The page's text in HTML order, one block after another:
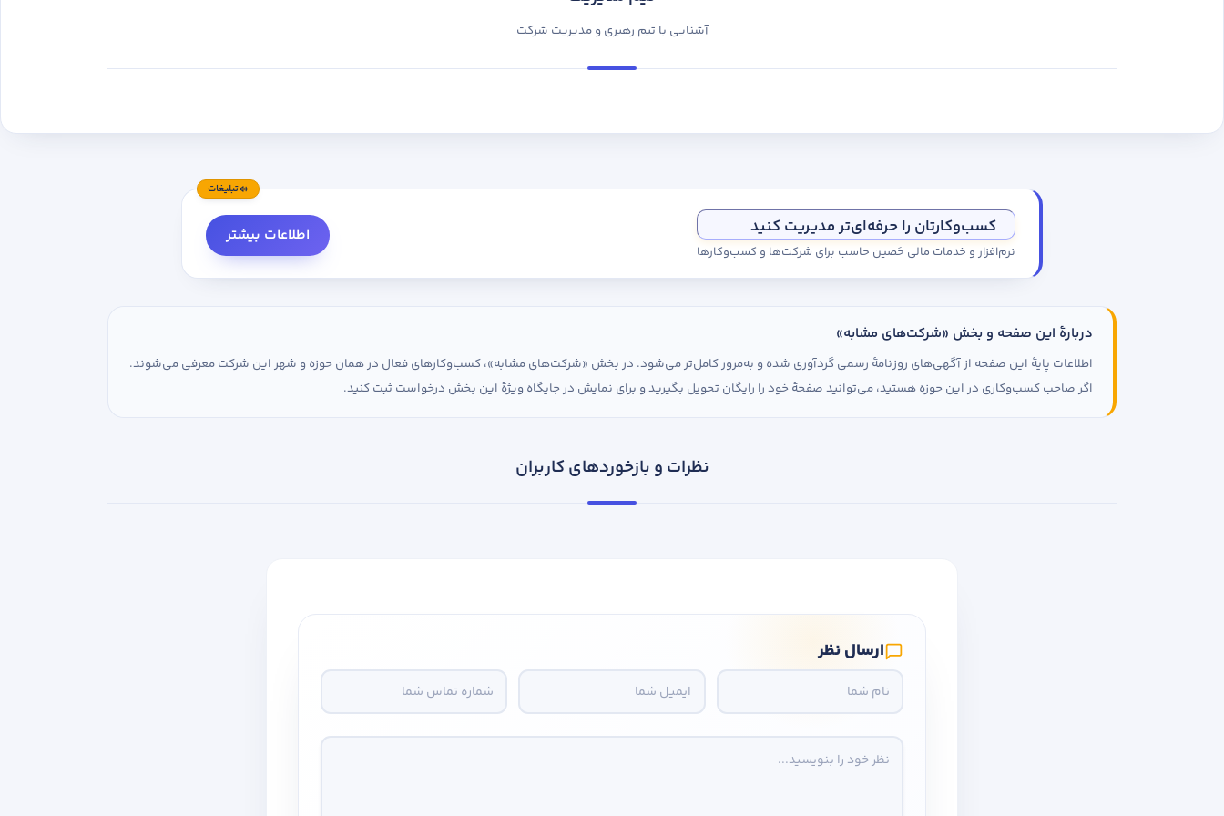
آشنایی با تیم رهبری و مدیریت شرکت
تبلیغات
کسب‌وکارتان را حرفه‌ای‌تر مدیریت کنید
نرم‌افزار و خدمات مالی حَصین حاسب برای شرکت‌ها و کسب‌وکارها
اطلاعات بیشتر
دربارهٔ این صفحه و بخش «شرکت‌های مشابه»
اطلاعات پایهٔ این صفحه از آگهی‌های روزنامهٔ رسمی گردآوری شده و به‌مرور کامل‌تر می‌شود. در بخش «شرکت‌های مشابه»، کسب‌وکارهای فعال در همان حوزه و شهر این شرکت معرفی می‌شوند.
اگر صاحب کسب‌وکاری در این حوزه هستید، می‌توانید صفحهٔ خود را رایگان تحویل بگیرید و برای نمایش در جایگاه ویژهٔ این بخش درخواست ثبت کنید.
نظرات و بازخوردهای کاربران
ارسال نظر